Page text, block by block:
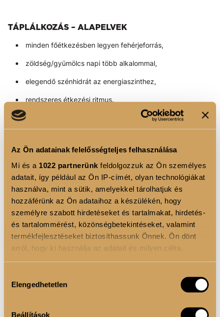
Az Ön adatainak felelősségteljes felhasználása
Mi és a 1022 partnerünk feldolgozzuk az Ön személyes
adatait, így például az Ön IP-címét, olyan technológiákat
használva, mint a sütik, amelyekkel tárolhatjuk és
hozzáférünk az Ön adataihoz a készülékén, hogy
személyre szabott hirdetéseket és tartalmakat, hirdetés-
és tartalommérést, közönségbetekintéseket, valamint
termékfejlesztéseket biztosíthassunk Önnek. Ön dönt
arról, hogy ki használja az adatait és milyen célra.
Információgyűjtés az Ön földrajzi elhelyezkedéséről
Az Ön készülékén beazonosítása annak konkrét
kiválasztása
Elengedhetetlen
Beállítások
TÁPLÁLKOZÁS – ALAPELVEK
minden főétkezésben legyen fehérjeforrás,
zöldség/gyümölcs napi több alkalommal,
elegendő szénhidrát az energiaszinthez,
rendszeres étkezési ritmus.
Nem kell tökéletesnek lenned – elég következetesnek.
növeld a lépésszámod hétről hétre, míg el nem
éred napi átlag 8-10 ezer lépést,
a cél nem az izomláz, hanem a rendszeresség,
már heti 2–3 alkalom is látványos változást hozhat.
MENTÁLIS OLDAL – A LEGGYAKRABBAN
Az életmódváltás nemcsak test, hanem elme kérdése is.